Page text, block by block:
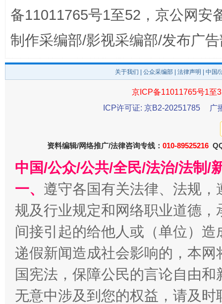
完善运行机制助力责任有效落实 一纸欠
东山县通报“牛蛙产品抗生素超标问题”
千年窑火 生生不息 一
备11011765号1至52，京公网安
制作采编部/影视采编部/发布广
关于我们 公众采编部 法律声明 | 中国
京ICP备11011765号1至
ICP许可证: 京B2-20251785
广
资料编辑/网络推广/法律咨询专线： 010-89525216
中国/公众/公共/全民/法治/法制/
一、 遵守各国有关法律、法规
规及行业规定和网络职业道德
间接引起的给他人或（单位）
递假新闻造成社会影响的，本
国宪法，保障公民的言论自由
无意中涉及到您的权益，请及